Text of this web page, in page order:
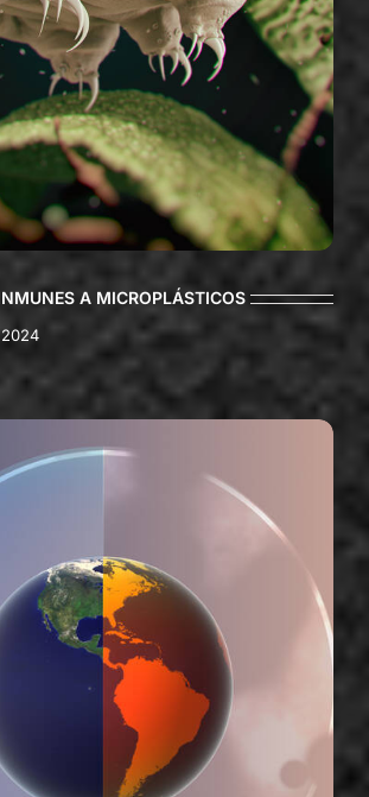
A MICROPLÁSTICOS
2024